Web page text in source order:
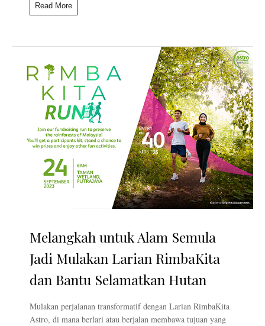
Read More
Melangkah untuk Alam Semula
Jadi Mulakan Larian RimbaKita
dan Bantu Selamatkan Hutan
Mulakan perjalanan transformatif dengan Larian RimbaKita
Astro, di mana berlari atau berjalan membawa tujuan yang